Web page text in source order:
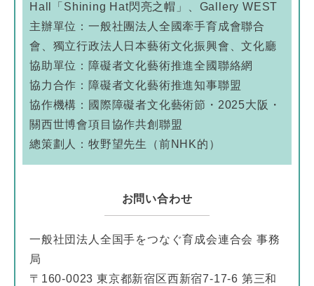
Hall「Shining Hat閃亮之帽」、Gallery WEST
主辦單位：一般社團法人全國牽手育成會聯合
會、獨立行政法人日本藝術文化振興會、文化廳
協助單位：障礙者文化藝術推進全國聯絡網
協力合作：障礙者文化藝術推進知事聯盟
協作機構：國際障礙者文化藝術節・2025大阪・
關西世博會項目協作共創聯盟
總策劃人：牧野望先生（前NHK的）
お問い合わせ
一般社団法人全国手をつなぐ育成会連合会 事務
局
〒160-0023 東京都新宿区西新宿7-17-6 第三和